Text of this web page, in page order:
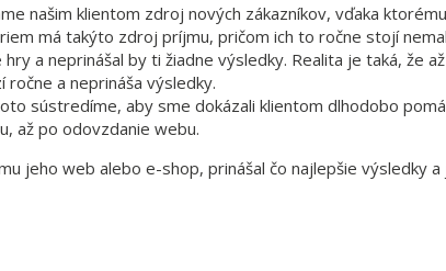
našim klientom zdroj nových zákazníkov, vďaka
má takýto zdroj príjmu, pričom ich to ročne stojí
a neprinášal by ti žiadne výsledky. Realita je taká, že
ročne a neprináša výsledky.
sústredíme, aby sme dokázali klientom dlhodobo
až po odovzdanie webu.
jeho web alebo e-shop, prinášal čo najlepšie výsledky